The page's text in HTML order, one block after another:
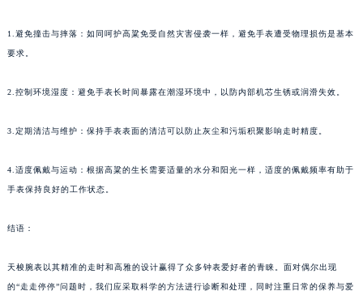
1.避免撞击与摔落：如同呵护高粱免受自然灾害侵袭一样，避免手表遭受物理损伤是基本
要求。
2.控制环境湿度：避免手表长时间暴露在潮湿环境中，以防内部机芯生锈或润滑失效。
3.定期清洁与维护：保持手表表面的清洁可以防止灰尘和污垢积聚影响走时精度。
4.适度佩戴与运动：根据高粱的生长需要适量的水分和阳光一样，适度的佩戴频率有助于
手表保持良好的工作状态。
结语：
天梭腕表以其精准的走时和高雅的设计赢得了众多钟表爱好者的青睐。面对偶尔出现
的“走走停停”问题时，我们应采取科学的方法进行诊断和处理，同时注重日常的保养与爱